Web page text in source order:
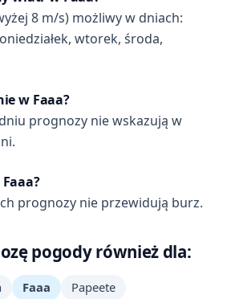
8 m/s) możliwy w dniach:
wtorek, środa,
w Faaa?
prognozy nie wskazują w
prognozy nie przewidują burz.
pogody również dla:
Faaa Papeete